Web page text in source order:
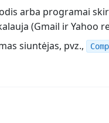
arba programai
(Gmail ir Yahoo
siuntėjas, pvz.,